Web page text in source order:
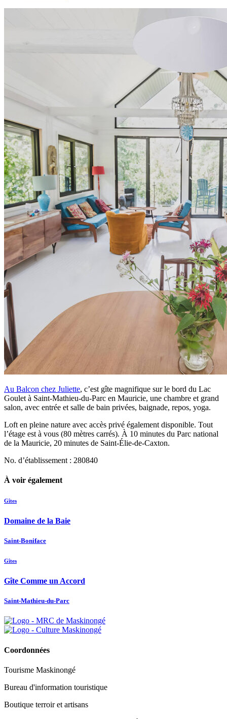
Au Balcon chez Juliette, c’est gîte magnifique sur le bord du Lac
Goulet à Saint-Mathieu-du-Parc en Mauricie, une chambre et grand
salon, avec entrée et salle de bain privées, baignade, repos, yoga.
Loft en pleine nature avec accès privé également disponible. Tout
l’étage est à vous (80 mètres carrés). À 10 minutes du Parc national
de la Mauricie, 20 minutes de Saint-Élie-de-Caxton.
No. d’établissement : 280840
À voir également
Gîtes
Domaine de la Baie
Saint-Boniface
Gîtes
Gîte Comme un Accord
Saint-Mathieu-du-Parc
Coordonnées
Tourisme Maskinongé
Bureau d'information touristique
Boutique terroir et artisans